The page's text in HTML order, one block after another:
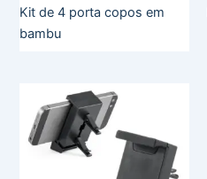
Kit de 4 porta copos em
bambu